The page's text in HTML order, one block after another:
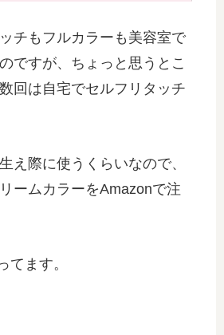
チもフルカラーも美容室で
ですが、ちょっと思うとこ
回は自宅でセルフリタッチ
え際に使うくらいなので、
ームカラーをAmazonで注
てます。